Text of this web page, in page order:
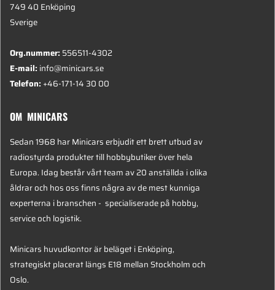
749 40 Enköping
Sverige
Org.nummer:556511-4302
E-mail:info@minicars.se
Telefon:+46-171-14 30 00
OM MINICARS
Sedan 1968 har Minicars erbjudit ett brett utbud av
radiostyrda produkter till hobbybutiker över hela
Europa. Idag består vårt team av 20 anställda i olika
åldrar och hos oss finns några av de mest kunniga
experterna i branschen - specialiserade på hobby,
service och logistik.
Minicars huvudkontor är beläget i Enköping,
strategiskt placerat längs E18 mellan Stockholm och
Oslo.